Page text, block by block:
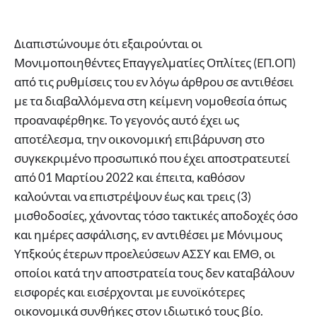
Διαπιστώνουμε ότι εξαιρούνται οι
Μονιμοποιηθέντες Επαγγελματίες Οπλίτες (ΕΠ.ΟΠ)
από τις ρυθμίσεις του εν λόγω άρθρου σε αντιθέσει
με τα διαβαλλόμενα στη κείμενη νομοθεσία όπως
προαναφέρθηκε. Το γεγονός αυτό έχει ως
αποτέλεσμα, την οικονομική επιβάρυνση στο
συγκεκριμένο προσωπικό που έχει αποστρατευτεί
από 01 Μαρτίου 2022 και έπειτα, καθόσον
καλούνται να επιστρέψουν έως και τρεις (3)
μισθοδοσίες, χάνοντας τόσο τακτικές αποδοχές όσο
και ημέρες ασφάλισης, εν αντιθέσει με Μόνιμους
Υπξκούς έτερων προελεύσεων ΑΣΣΥ και ΕΜΘ, οι
οποίοι κατά την αποστρατεία τους δεν καταβάλουν
εισφορές και εισέρχονται με ευνοϊκότερες
οικονομικά συνθήκες στον ιδιωτικό τους βίο.